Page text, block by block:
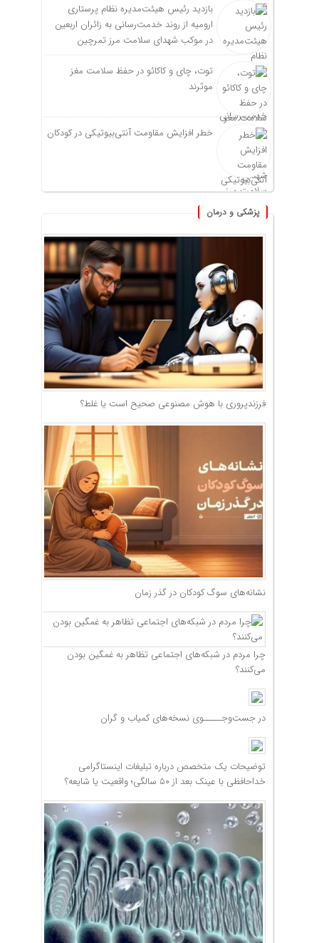
بازدید رئیس هیئت‌مدیره نظام پرستاری
ارومیه از روند خدمت‌رسانی به زائران اربعین
در موکب شهدای سلامت مرز تمرچین
توت، چای و کاکائو در حفظ سلامت مغز
موثرند
خطر افزایش مقاومت آنتی‌بیوتیکی در کودکان
پزشکی و درمان
فرزندپروری با هوش مصنوعی صحیح است یا غلط؟
نشانه‌های سوگ کودکان در گذر زمان
چرا مردم در شبکه‌های اجتماعی تظاهر به غمگین بودن
می‌کنند؟
در جست‌وجـــــوی نسخه‌های کمیاب و گران
توضیحات یک متخصص درباره تبلیغات اینستاگرامی
خداحافظی با عینک بعد از ۵۰ سالگی؛ واقعیت یا شایعه؟